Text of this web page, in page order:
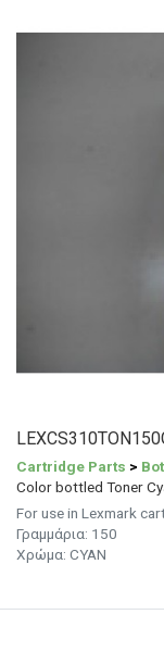
Cartridge Parts >
Color bottled Toner
For use in Lexmark
Γραμμάρια: 150
Χρώμα: CYAN